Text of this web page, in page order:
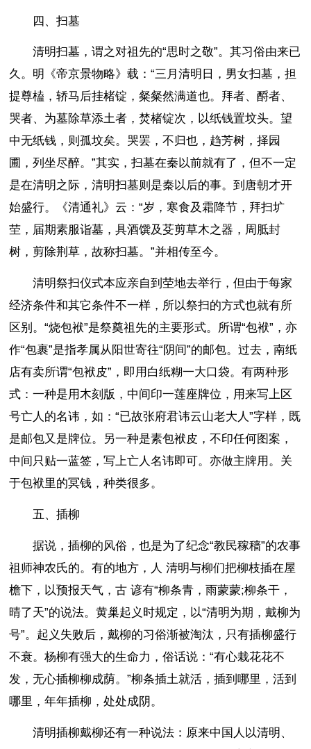
四、扫墓
清明扫墓，谓之对祖先的“思时之敬”。其习俗由来已
久。明《帝京景物略》载：“三月清明日，男女扫墓，担
提尊榼，轿马后挂楮锭，粲粲然满道也。拜者、酹者、
哭者、为墓除草添土者，焚楮锭次，以纸钱置坟头。望
中无纸钱，则孤坟矣。哭罢，不归也，趋芳树，择园
圃，列坐尽醉。”其实，扫墓在秦以前就有了，但不一定
是在清明之际，清明扫墓则是秦以后的事。到唐朝才开
始盛行。《清通礼》云：“岁，寒食及霜降节，拜扫圹
茔，届期素服诣墓，具酒馔及芟剪草木之器，周胝封
树，剪除荆草，故称扫墓。”并相传至今。
清明祭扫仪式本应亲自到茔地去举行，但由于每家
经济条件和其它条件不一样，所以祭扫的方式也就有所
区别。“烧包袱”是祭奠祖先的主要形式。所谓“包袱”，亦
作“包裹”是指孝属从阳世寄往“阴间”的邮包。过去，南纸
店有卖所谓“包袱皮”，即用白纸糊一大口袋。有两种形
式：一种是用木刻版，中间印一莲座牌位，用来写上区
号亡人的名讳，如：“已故张府君讳云山老大人”字样，既
是邮包又是牌位。另一种是素包袱皮，不印任何图案，
中间只贴一蓝签，写上亡人名讳即可。亦做主牌用。关
于包袱里的冥钱，种类很多。
五、插柳
据说，插柳的风俗，也是为了纪念“教民稼穑”的农事
祖师神农氏的。有的地方，人 清明与柳们把柳枝插在屋
檐下，以预报天气，古 谚有“柳条青，雨蒙蒙;柳条干，
晴了天”的说法。黄巢起义时规定，以“清明为期，戴柳为
号”。起义失败后，戴柳的习俗渐被淘汰，只有插柳盛行
不衰。杨柳有强大的生命力，俗话说：“有心栽花花不
发，无心插柳柳成荫。”柳条插土就活，插到哪里，活到
哪里，年年插柳，处处成阴。
清明插柳戴柳还有一种说法：原来中国人以清明、